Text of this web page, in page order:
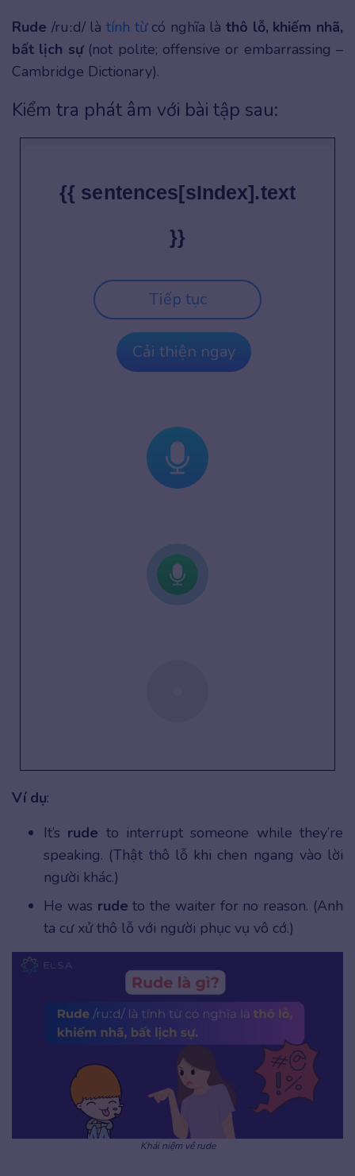
Rude /ruːd/ là tính từcó nghĩa là thô lỗ, khiếm nhã,
bất lịch sự(not polite; offensive or embarrassing –
Cambridge Dictionary).
Kiểm tra phát âm với bài tập sau:
{{ sentences[sIndex].text
}}
Tiếp tục
Cải thiện ngay
Ví dụ:
It’s rude to interrupt someone while they’re
speaking. (Thật thô lỗ khi chen ngang vào lời
người khác.)
He was rude to the waiter for no reason. (Anh
ta cư xử thô lỗ với người phục vụ vô cớ.)
Khái niệm về rude